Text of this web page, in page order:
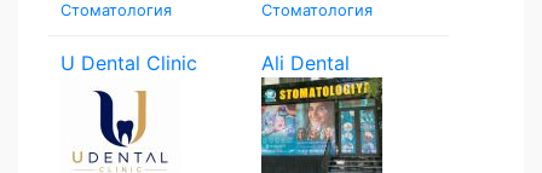
Стоматология
Стоматология
U Dental Clinic Ali Dental